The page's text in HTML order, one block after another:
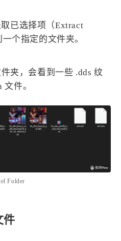
已选择项（Extract
个指定的文件夹。
夹，会看到一些 .dds 纹
件。
Folder
件